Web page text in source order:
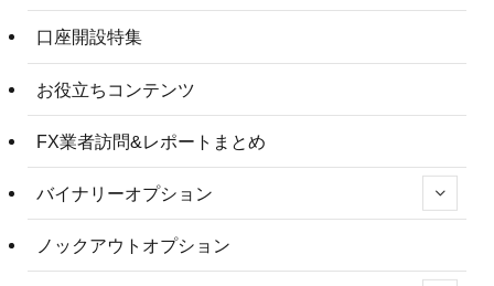
口座開設特集
お役立ちコンテンツ
FX業者訪問&レポートまとめ
バイナリーオプション
ノックアウトオプション